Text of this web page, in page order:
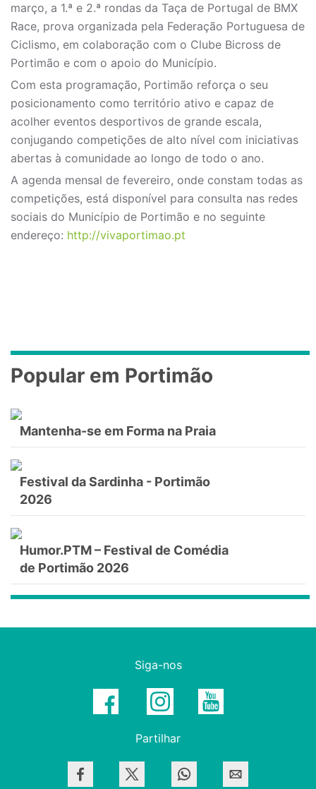
março, a 1.ª e 2.ª rondas da Taça de Portugal de BMX
Race, prova organizada pela Federação Portuguesa de
Ciclismo, em colaboração com o Clube Bicross de
Portimão e com o apoio do Município.
Com esta programação, Portimão reforça o seu
posicionamento como território ativo e capaz de
acolher eventos desportivos de grande escala,
conjugando competições de alto nível com iniciativas
abertas à comunidade ao longo de todo o ano.
A agenda mensal de fevereiro, onde constam todas as
competições, está disponível para consulta nas redes
sociais do Município de Portimão e no seguinte
endereço: http://vivaportimao.pt
Popular em Portimão
Mantenha-se em Forma na Praia
Festival da Sardinha - Portimão
2026
Humor.PTM – Festival de Comédia
de Portimão 2026
Siga-nos
Partilhar